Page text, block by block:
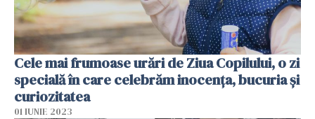
Cele mai frumoase urări de Ziua Copilului, o zi
specială în care celebrăm inocența, bucuria și
curiozitatea
01 IUNIE 2023